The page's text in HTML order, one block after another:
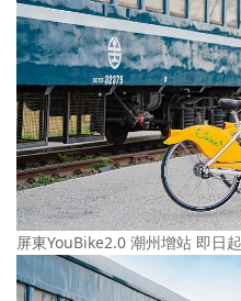
屏東YouBike2.0 潮州增站 即日